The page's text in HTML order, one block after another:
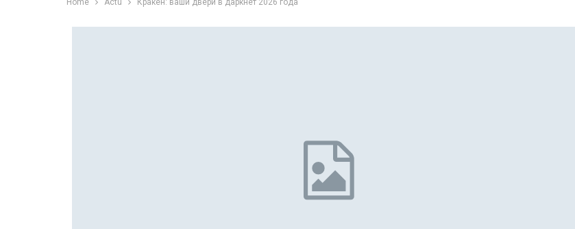
Home Actu Кракен: ваши двери в даркнет 2026 года